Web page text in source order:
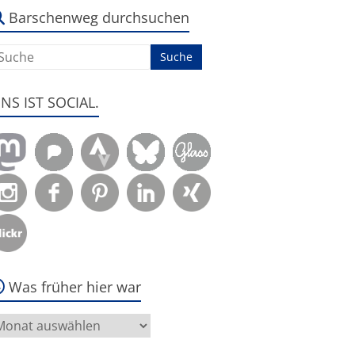
Barschenweg durchsuchen
IST SOCIAL.
Was früher hier war